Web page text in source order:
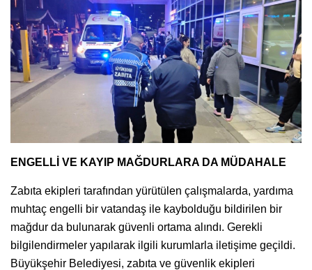
ENGELLİ VE KAYIP MAĞDURLARA DA MÜDAHALE
Zabıta ekipleri tarafından yürütülen çalışmalarda, yardıma
muhtaç engelli bir vatandaş ile kaybolduğu bildirilen bir
mağdur da bulunarak güvenli ortama alındı. Gerekli
bilgilendirmeler yapılarak ilgili kurumlarla iletişime geçildi.
Büyükşehir Belediyesi, zabıta ve güvenlik ekipleri